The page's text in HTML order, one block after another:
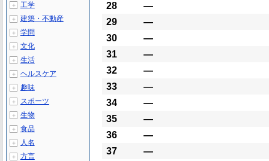
28
―
29
―
30
―
31
―
32
―
33
―
34
―
35
―
36
―
37
―
＋ 工学
＋ 建築・不動産
＋ 学問
＋ 文化
＋ 生活
＋ ヘルスケア
＋ 趣味
＋ スポーツ
＋ 生物
＋ 食品
＋ 人名
＋ 方言